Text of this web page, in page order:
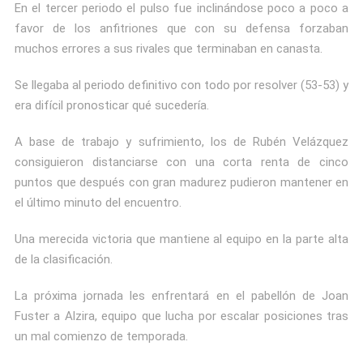
En el tercer periodo el pulso fue inclinándose poco a poco a
favor de los anfitriones que con su defensa forzaban
muchos errores a sus rivales que terminaban en canasta.
Se llegaba al periodo definitivo con todo por resolver (53-53) y
era difícil pronosticar qué sucedería.
A base de trabajo y sufrimiento, los de Rubén Velázquez
consiguieron distanciarse con una corta renta de cinco
puntos que después con gran madurez pudieron mantener en
el último minuto del encuentro.
Una merecida victoria que mantiene al equipo en la parte alta
de la clasificación.
La próxima jornada les enfrentará en el pabellón de Joan
Fuster a Alzira, equipo que lucha por escalar posiciones tras
un mal comienzo de temporada.